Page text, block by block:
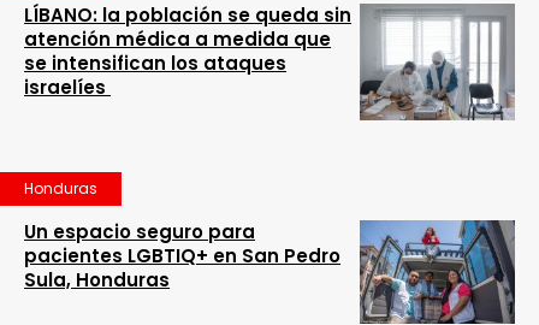
LÍBANO: la población se queda sin
atención médica a medida que
se intensifican los ataques
israelíes
Honduras
Un espacio seguro para
pacientes LGBTIQ+ en San Pedro
Sula, Honduras